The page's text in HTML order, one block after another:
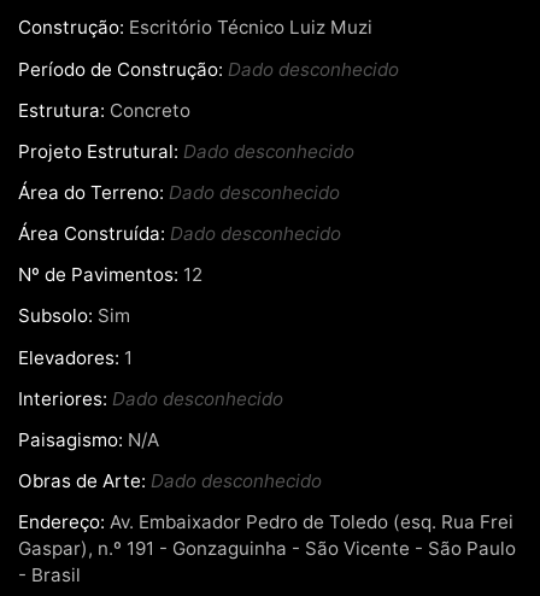
Construção: Escritório Técnico Luiz Muzi
Período de Construção: Dado desconhecido
Estrutura: Concreto
Projeto Estrutural: Dado desconhecido
Área do Terreno: Dado desconhecido
Área Construída: Dado desconhecido
Nº de Pavimentos: 12
Subsolo: Sim
Elevadores: 1
Interiores: Dado desconhecido
Paisagismo: N/A
Obras de Arte: Dado desconhecido
Endereço: Av. Embaixador Pedro de Toledo (esq. Rua Frei
Gaspar), n.º 191 - Gonzaguinha - São Vicente - São Paulo
- Brasil